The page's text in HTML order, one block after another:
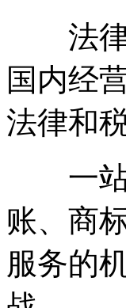
法律
国内经
法律和
一站
账、商
服务的